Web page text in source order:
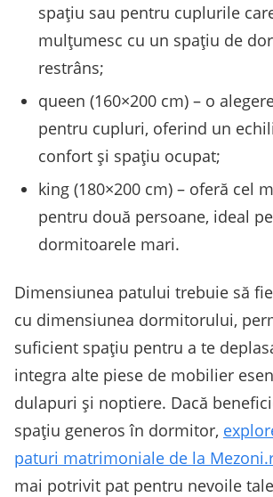
spațiu sau pentru cuplurile
mulțumesc cu un spațiu de
restrâns;
queen (160×200 cm) – o
pentru cupluri, oferind un
confort și spațiu ocupat;
king (180×200 cm) – oferă cel
pentru două persoane, ideal
dormitoarele mari.
Dimensiunea patului trebuie să
cu dimensiunea dormitorului,
suficient spațiu pentru a te
integra alte piese de mobilier
dulapuri și noptiere. Dacă
spațiu generos în dormitor,
paturi matrimoniale de la
mai potrivit pat pentru nevoile